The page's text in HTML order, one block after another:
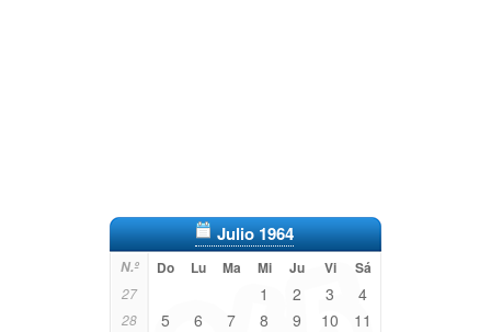
Julio 1964
N.º Do Lu Ma Mi Ju Vi Sá
27 1 2 3 4
28 5 6 7 8 9 10 11